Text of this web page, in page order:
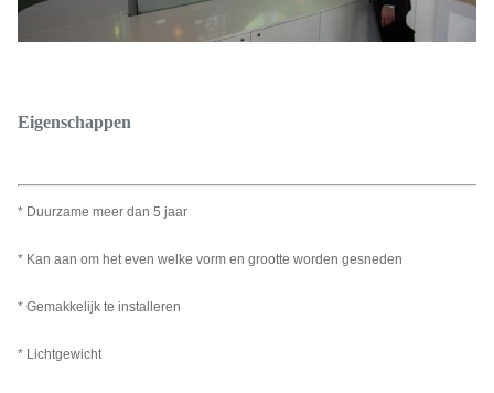
Eigenschappen
* Duurzame meer dan 5 jaar
* Kan aan om het even welke vorm en grootte worden gesneden
* Gemakkelijk te installeren
* Lichtgewicht